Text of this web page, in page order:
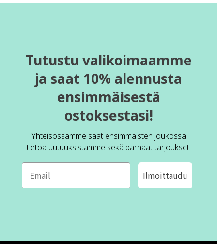
Tutustu valikoimaamme
ja saat 10% alennusta
ensimmäisestä
ostoksestasi!
Yhteisössämme saat ensimmäisten joukossa
tietoa uutuuksistamme sekä parhaat tarjoukset.
Ilmoittaudu